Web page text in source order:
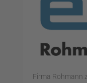
Firma Rohmann